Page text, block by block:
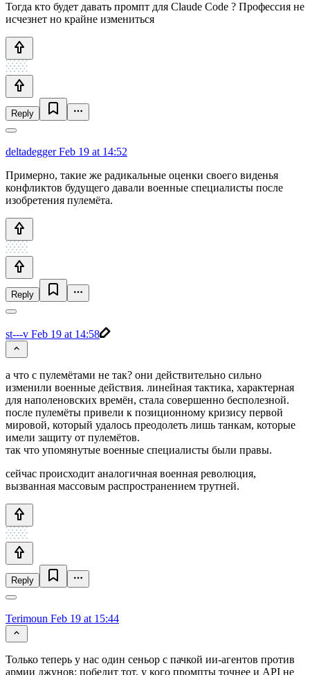
Тогда кто будет давать промпт для Claude Code ? Профессия не
исчезнет но крайне измениться
Reply
deltadeggerFeb 19 at 14:52
Примерно, такие же радикальные оценки своего виденья
конфликтов будущего давали военные специалисты после
изобретения пулемёта.
Reply
st---v Feb 19 at 14:58
а что с пулемётами не так? они действительно сильно
изменили военные действия. линейная тактика, характерная
для наполеновских времён, стала совершенно бесполезной.
после пулемёты привели к позиционному кризису первой
мировой, который удалось преодолеть лишь танкам, которые
имели защиту от пулемётов.
так что упомянутые военные специалисты были правы.
сейчас происходит аналогичная военная революция,
вызванная массовым распространением трутней.
Reply
Terimoun Feb 19 at 15:44
Только теперь у нас один сеньор с пачкой ии-агентов против
армии джунов: победит тот, у кого промпты точнее и API не